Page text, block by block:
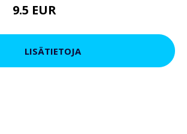
9.5 EUR
LISÄTIETOJA